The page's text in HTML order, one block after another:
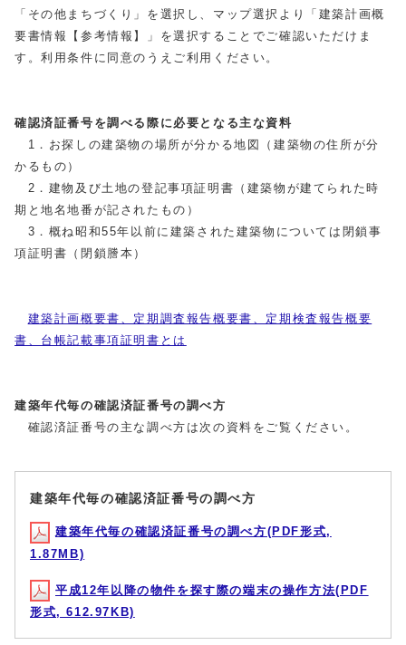
「その他まちづくり」を選択し、マップ選択より「建築計画概
要書情報【参考情報】」を選択することでご確認いただけま
す。利用条件に同意のうえご利用ください。
確認済証番号を調べる際に必要となる主な資料
1．お探しの建築物の場所が分かる地図（建築物の住所が分
かるもの）
2．建物及び土地の登記事項証明書（建築物が建てられた時
期と地名地番が記されたもの）
3．概ね昭和55年以前に建築された建築物については閉鎖事
項証明書（閉鎖謄本）
建築計画概要書、定期調査報告概要書、定期検査報告概要
書、台帳記載事項証明書とは
建築年代毎の確認済証番号の調べ方
確認済証番号の主な調べ方は次の資料をご覧ください。
建築年代毎の確認済証番号の調べ方
建築年代毎の確認済証番号の調べ方(PDF形式,
1.87MB)
平成12年以降の物件を探す際の端末の操作方法(PDF
形式, 612.97KB)